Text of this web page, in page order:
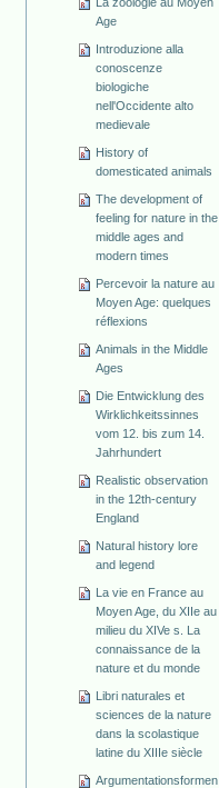
Age
Introduzione alla
conoscenze
biologiche
nell'Occidente alto
medievale
History of
domesticated animals
The development of
feeling for nature in the
middle ages and
modern times
Percevoir la nature au
Moyen Age: quelques
réflexions
Animals in the Middle
Ages
Die Entwicklung des
Wirklichkeitssinnes
vom 12. bis zum 14.
Jahrhundert
Realistic observation
in the 12th-century
England
Natural history lore
and legend
La vie en France au
Moyen Age, du XIIe au
milieu du XIVe s. La
connaissance de la
nature et du monde
Libri naturales et
sciences de la nature
dans la scolastique
latine du XIIIe siècle
Argumentationsformen